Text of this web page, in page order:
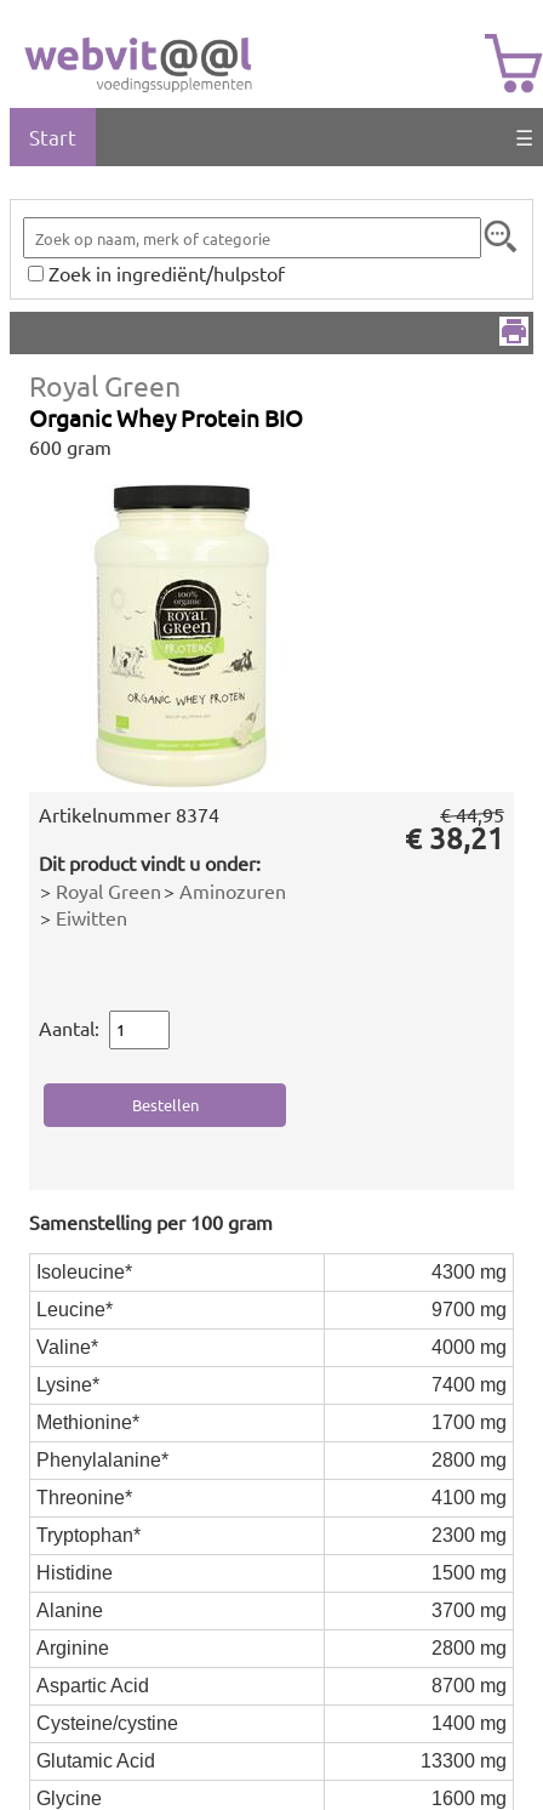
Start ☰
Zoek in ingrediënt/hulpstof
Royal Green
Organic Whey Protein BIO
600 gram
Artikelnummer 8374
Dit product vindt u onder:
> Royal Green > Aminozuren
> Eiwitten
€ 44,95
€ 38,21
Aantal:
Samenstelling per 100 gram
Isoleucine*
4300 mg
Leucine*
9700 mg
Valine*
4000 mg
Lysine*
7400 mg
Methionine*
1700 mg
Phenylalanine*
2800 mg
Threonine*
4100 mg
Tryptophan*
2300 mg
Histidine
1500 mg
Alanine
3700 mg
Arginine
2800 mg
Aspartic Acid
8700 mg
Cysteine/cystine
1400 mg
Glutamic Acid
13300 mg
Glycine
1600 mg